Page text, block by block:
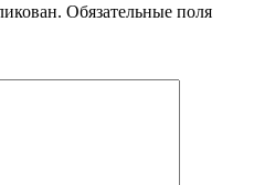
Обязательные поля